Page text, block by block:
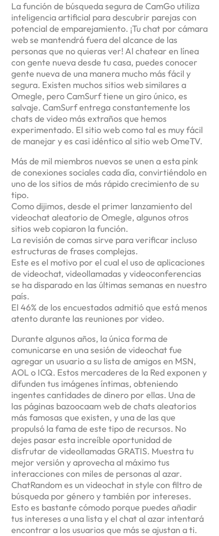
La función de búsqueda segura de CamGo utiliza
inteligencia artificial para descubrir parejas con
potencial de emparejamiento. ¡Tu chat por cámara
web se mantendrá fuera del alcance de las
personas que no quieras ver! Al chatear en línea
con gente nueva desde tu casa, puedes conocer
gente nueva de una manera mucho más fácil y
segura. Existen muchos sitios web similares a
Omegle, pero CamSurf tiene un giro único, es
salvaje. CamSurf entrega constantemente los
chats de video más extraños que hemos
experimentado. El sitio web como tal es muy fácil
de manejar y es casi idéntico al sitio web OmeTV.
Más de mil miembros nuevos se unen a esta pink
de conexiones sociales cada día, convirtiéndolo en
uno de los sitios de más rápido crecimiento de su
tipo.
Como dijimos, desde el primer lanzamiento del
videochat aleatorio de Omegle, algunos otros
sitios web copiaron la función.
La revisión de comas sirve para verificar incluso
estructuras de frases complejas.
Este es el motivo por el cual el uso de aplicaciones
de videochat, videollamadas y videoconferencias
se ha disparado en las últimas semanas en nuestro
país.
El 46% de los encuestados admitió que está menos
atento durante las reuniones por video.
Durante algunos años, la única forma de
comunicarse en una sesión de videochat fue
agregar un usuario a su lista de amigos en MSN,
AOL o ICQ. Estos mercaderes de la Red exponen y
difunden tus imágenes íntimas, obteniendo
ingentes cantidades de dinero por ellas. Una de
las páginas bazoocaam web de chats aleatorios
más famosas que existen, y una de las que
propulsó la fama de este tipo de recursos. No
dejes pasar esta increíble oportunidad de
disfrutar de videollamadas GRATIS. Muestra tu
mejor versión y aprovecha al máximo tus
interacciones con miles de personas al azar.
ChatRandom es un videochat in style con filtro de
búsqueda por género y también por intereses.
Esto es bastante cómodo porque puedes añadir
tus intereses a una lista y el chat al azar intentará
encontrar a los usuarios que más se ajustan a ti.